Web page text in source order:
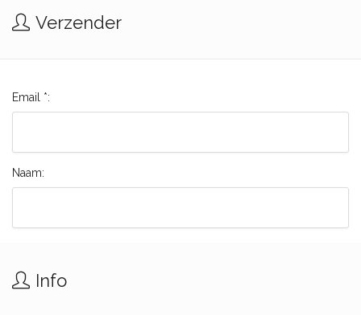
Verzender
Email *:
Naam:
Info